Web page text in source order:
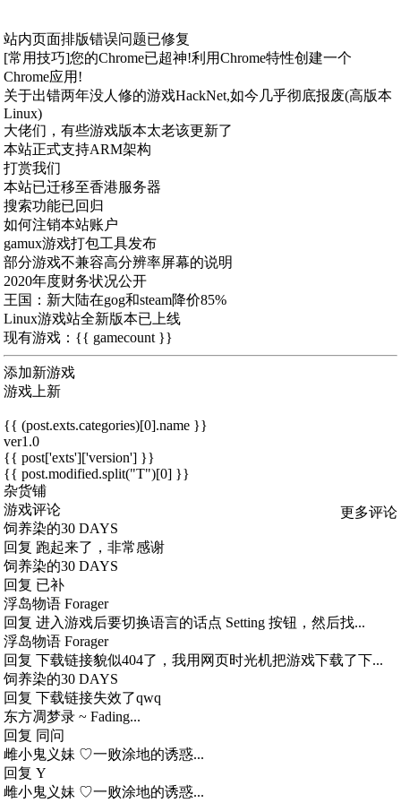
站内页面排版错误问题已修复
[常用技巧]您的Chrome已超神!利用Chrome特性创建一个
Chrome应用!
关于出错两年没人修的游戏HackNet,如今几乎彻底报废(高版本
Linux)
大佬们，有些游戏版本太老该更新了
本站正式支持ARM架构
打赏我们
本站已迁移至香港服务器
搜索功能已回归
如何注销本站账户
gamux游戏打包工具发布
部分游戏不兼容高分辨率屏幕的说明
2020年度财务状况公开
王国：新大陆在gog和steam降价85%
Linux游戏站全新版本已上线
现有游戏：{{ gamecount }}
添加新游戏
游戏上新
{{ (post.exts.categories)[0].name }}
ver1.0
{{ post['exts']['version'] }}
{{ post.modified.split("T")[0] }}
杂货铺
游戏评论
更多评论
饲养染的30 DAYS
回复 跑起来了，非常感谢
饲养染的30 DAYS
回复 已补
浮岛物语 Forager
回复 进入游戏后要切换语言的话点 Setting 按钮，然后找...
浮岛物语 Forager
回复 下载链接貌似404了，我用网页时光机把游戏下载了下...
饲养染的30 DAYS
回复 下载链接失效了qwq
东方凋梦录 ~ Fading...
回复 同问
雌小鬼义妹 ♡一败涂地的诱惑...
回复 Y
雌小鬼义妹 ♡一败涂地的诱惑...